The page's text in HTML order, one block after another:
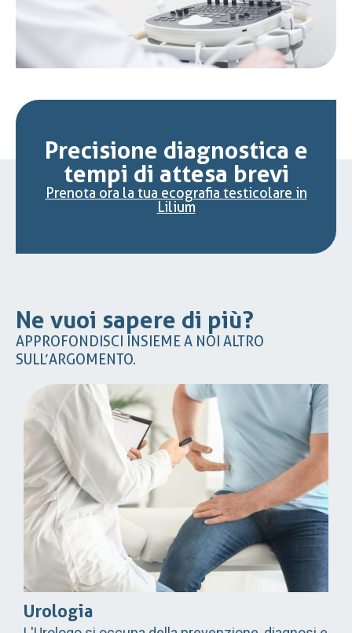
Precisione diagnostica e
tempi di attesa brevi
Prenota ora la tua ecografia testicolare in
Lilium
Ne vuoi sapere di più?
APPROFONDISCI INSIEME A NOI ALTRO
SULL’ARGOMENTO.
Urologia